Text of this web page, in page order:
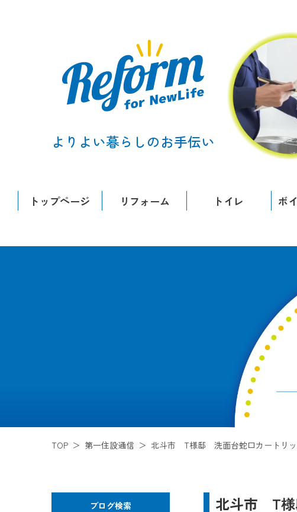
よりよい暮らしのお手伝い
トップページ リフォーム トイレ ボ
TOP 第一住設通信 北斗市 T様邸 洗面台蛇口カートリッ
ブログ検索 北斗市 T様